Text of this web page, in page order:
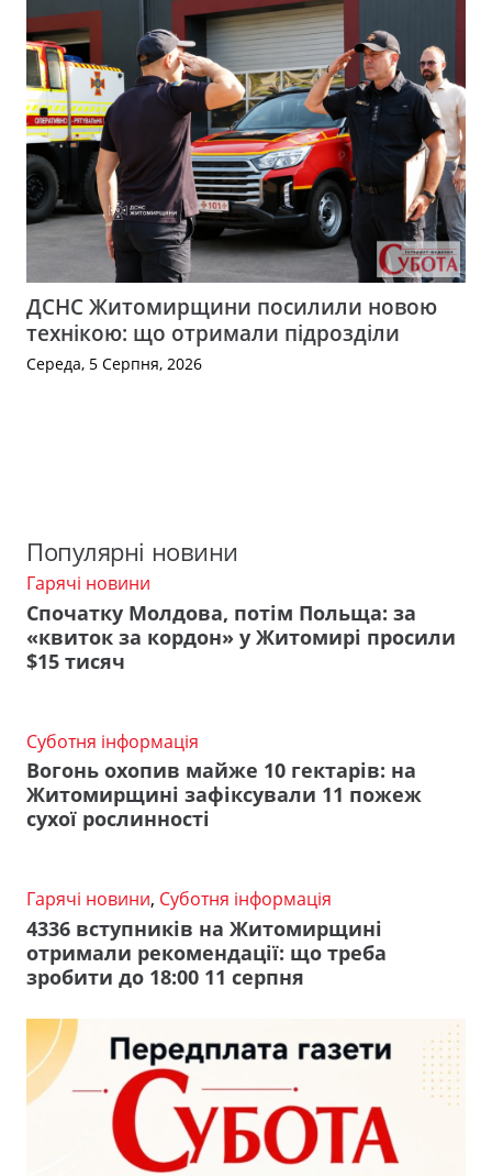
ДСНС Житомирщини посилили новою
технікою: що отримали підрозділи
Середа, 5 Серпня, 2026
Популярні новини
Гарячі новини
Спочатку Молдова, потім Польща: за
«квиток за кордон» у Житомирі просили
$15 тисяч
Суботня інформація
Вогонь охопив майже 10 гектарів: на
Житомирщині зафіксували 11 пожеж
сухої рослинності
Гарячі новини, Суботня інформація
4336 вступників на Житомирщині
отримали рекомендації: що треба
зробити до 18:00 11 серпня